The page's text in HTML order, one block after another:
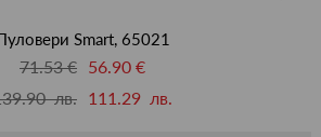
Smart, 65021
71.53 € 56.90 €
лв. 111.29 лв.